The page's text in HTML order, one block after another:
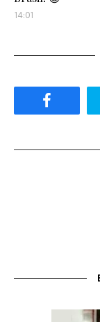
14:01